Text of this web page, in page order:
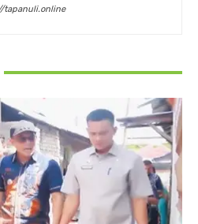
tapanuli.online